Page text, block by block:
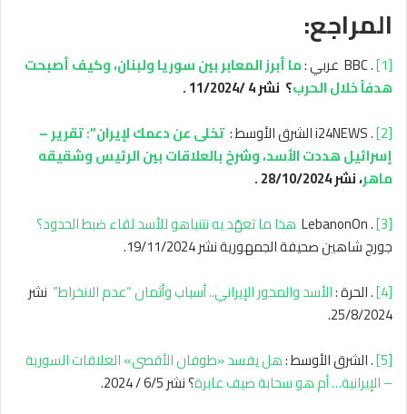
المراجع:
[1] . BBC عربي :
ما أبرز المعابر بين سوريا ولبنان، وكيف أصبحت
هدفاً خلال الحرب؟ نشر 4 /11/2024 .
[2] . i24NEWS الشرق الأوسط :
تخلى عن دعمك لإيران”: تقرير –
إسرائيل هددت الأسد، وشرخ بالعلاقات بين الرئيس وشقيقه
ماهر، نشر 28/10/2024 .
[3]
. LebanonOn
هذا ما تعهّد به نتنياهو للأسد لقاء ضبط الحدود؟
جورج شاهين صحيفة الجمهورية نشر 19/11/2024.
[4] . الحرة :الأسد والمحور الإيراني.. أسباب وأثمان “عدم الانخراط” نشر
25/8/2024.
[5] . الشرق الأوسط :هل يفسد «طوفان الأقصى» العلاقات السورية
– الإيرانية… أم هو سحابة صيف عابرة؟ نشر 6/5 / 2024.